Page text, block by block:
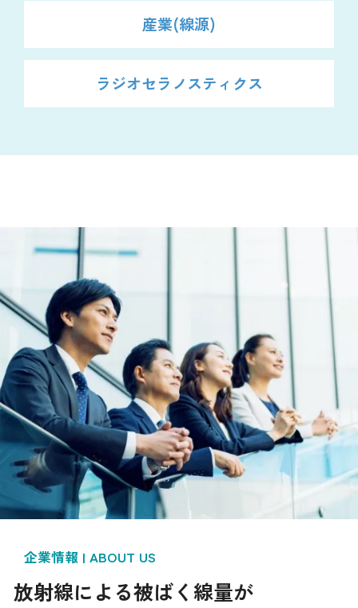
産業(線源)
ラジオセラノスティクス
企業情報 | ABOUT US
放射線による被ばく線量が